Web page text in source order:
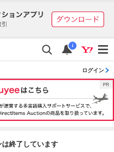
i
ログイン
終了しています